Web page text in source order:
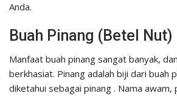
Anda.
Buah Pinang (Betel Nut)
Manfaat buah pinang sangat banyak,
berkhasiat. Pinang adalah biji dari buah
diketahui sebagai pinang . Nama awam,